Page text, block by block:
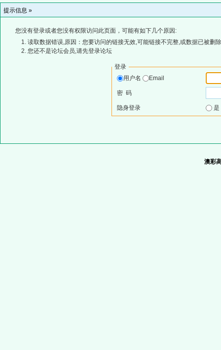
提示信息 »
您没有登录或者您没有权限访问此页面，可能有如下几个原因:
读取数据错误,原因：您要访问的链接无效,可能链接不完整,或数据已被删
您还不是论坛会员,请先登录论坛
登录
用户名
Email
密 码
隐身登录
澳彩